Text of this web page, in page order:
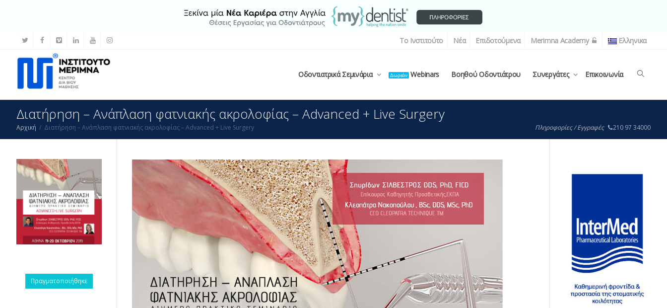
Το Ινστιτούτο Νέα Επιδοτούμενα Merimna Academy Ελληνικα
Οδοντιατρικά Σεμινάρια Δωρεάν Webinars Βοηθού Οδοντιάτρου Συνεργάτες Επικοινωνία
Διατήρηση – Ανάπλαση φατνιακής ακρολοφίας – Advanced + Live Surgery
Αρχική Διατήρηση – Ανάπλαση φατνιακής ακρολοφίας – Advanced + Live Surgery Πληροφορίες / Εγγραφές 210 97 34000
Πραγματοποιήθηκε